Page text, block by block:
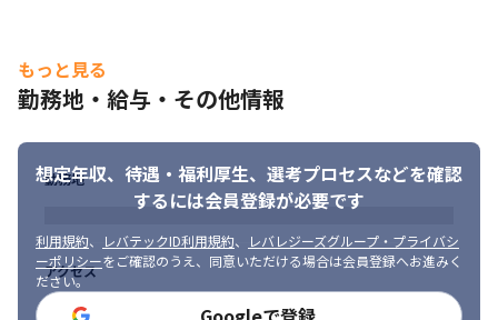
もっと見る
勤務地・給与・その他情報
想定年収、待遇・福利厚生、 選考プロセスなどを確認
するには会員登録が必要です
利用規約、 レバテックID利用規約、
レバレジーズグループ・プライバシ
ーポリシーをご確認のうえ、同意いただける場合は会員登録へお進みく
ださい。
勤務地
アクセス